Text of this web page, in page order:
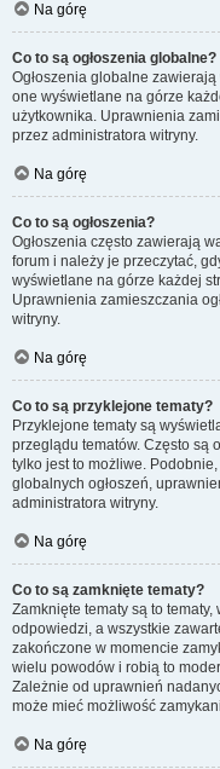
Na górę
Co to są ogłoszenia globalne?
Ogłoszenia globalne
one wyświetlane na górze
użytkownika. Uprawnienia
przez administratora witryny.
Na górę
Co to są ogłoszenia?
Ogłoszenia często zawierają
forum i należy je przeczytać,
wyświetlane na górze każdej
Uprawnienia zamieszczania
witryny.
Na górę
Co to są przyklejone tematy?
Przyklejone tematy są
przeglądu tematów. Często są
tylko jest to możliwe.
globalnych ogłoszeń,
administratora witryny.
Na górę
Co to są zamknięte tematy?
Zamknięte tematy są to
odpowiedzi, a wszystkie
zakończone w momencie
wielu powodów i robią to
Zależnie od uprawnień
może mieć możliwość
Na górę